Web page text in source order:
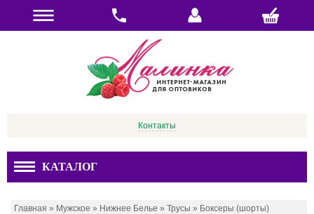
Контакты
КАТАЛОГ
Главная » Мужское » Нижнее Белье » Трусы » Боксеры (шорты)